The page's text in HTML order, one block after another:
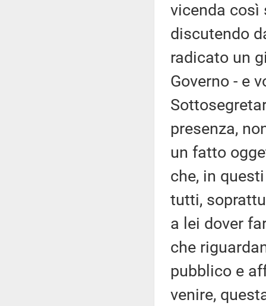
vicenda così
discutendo
radicato un
Governo - e
presenza,
un fatto
che, in
tutti,
a lei dover
che
pubblico e
venire,